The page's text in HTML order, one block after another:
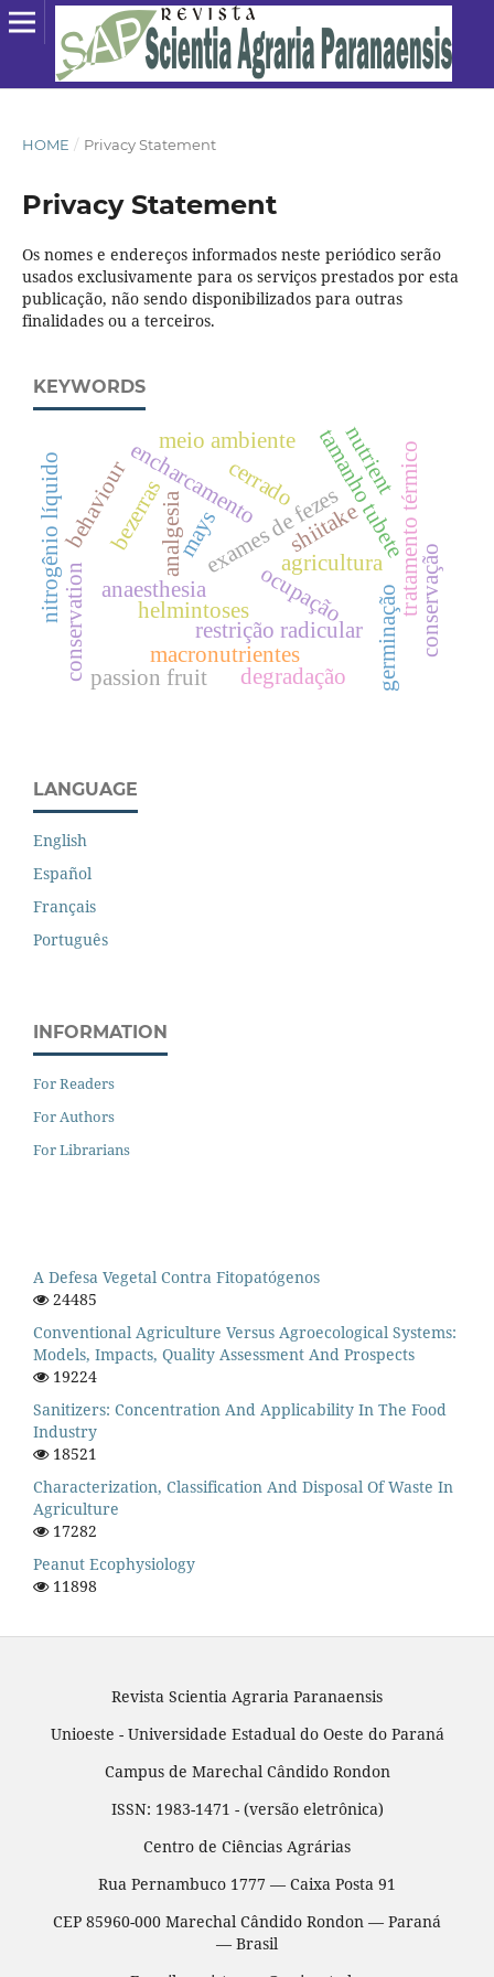
HOME / Privacy Statement
Privacy Statement
Os nomes e endereços informados neste periódico serão
usados exclusivamente para os serviços prestados por esta
publicação, não sendo disponibilizados para outras
finalidades ou a terceiros.
KEYWORDS
bezerras exames de fezes
helmintoses
restrição radicular
encharcamento tamanho tubete
anaesthesia
analgesia
behaviour
macronutrientes
cerrado
ocupação
agricultura
degradação
meio ambiente
tratamento térmicoconservação
germinação
nitrogênio líquido
passion fruit
conservation
nutrient
shiitake
mays
LANGUAGE
English
Español
Français
Português
INFORMATION
For Readers
For Authors
For Librarians
A Defesa Vegetal Contra Fitopatógenos
24485
Conventional Agriculture Versus Agroecological Systems:
Models, Impacts, Quality Assessment And Prospects
19224
Sanitizers: Concentration And Applicability In The Food
Industry
18521
Characterization, Classification And Disposal Of Waste In
Agriculture
17282
Peanut Ecophysiology
11898
Revista Scientia Agraria Paranaensis
Unioeste - Universidade Estadual do Oeste do Paraná
Campus de Marechal Cândido Rondon
ISSN: 1983-1471 - (versão eletrônica)
Centro de Ciências Agrárias
Rua Pernambuco 1777 — Caixa Posta 91
CEP 85960-000 Marechal Cândido Rondon — Paraná
— Brasil